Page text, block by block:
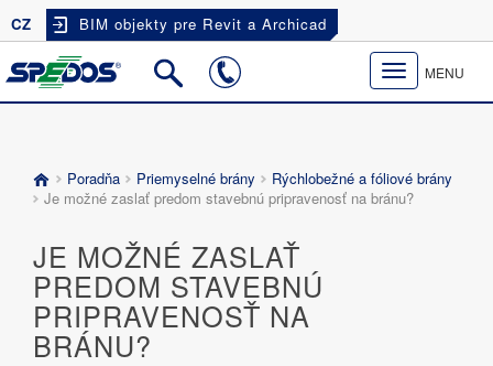
CZ BIM objekty pre Revit a Archicad
Toggle
navigation
MENU
Poradňa Priemyselné brány
Rýchlobežné a fóliové brány
Je možné zaslať predom stavebnú pripravenosť na bránu?
JE MOŽNÉ ZASLAŤ
PREDOM STAVEBNÚ
PRIPRAVENOSŤ NA
BRÁNU?